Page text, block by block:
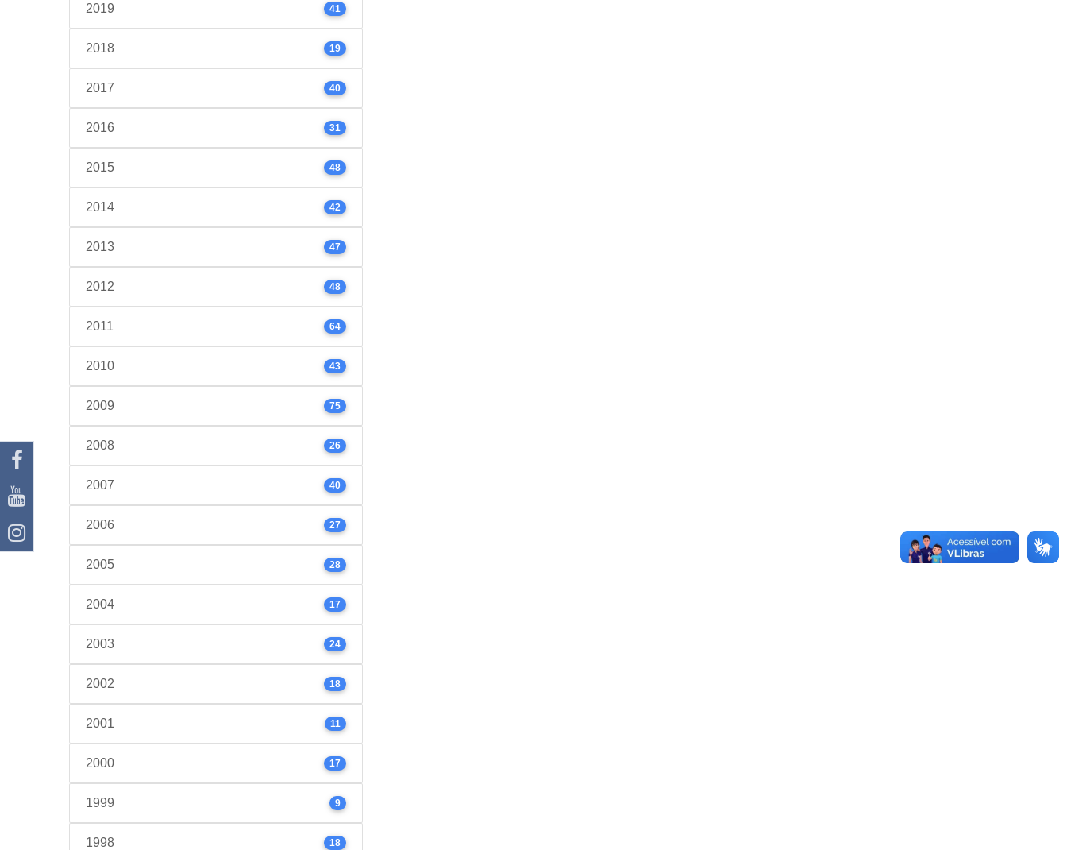
2019 41
2018 19
2017 40
2016 31
2015 48
2014 42
2013 47
2012 48
2011 64
2010 43
2009 75
2008 26
2007 40
2006 27
2005 28
2004 17
2003 24
2002 18
2001 11
2000 17
1999 9
1998 18